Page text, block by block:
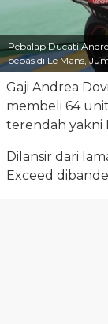
Pebalap Ducati
bebas di Le Mans,
Gaji Andrea
membeli 64 unit
terendah yakni
Dilansir dari
Exceed